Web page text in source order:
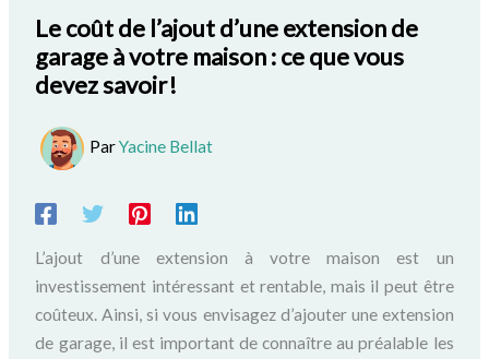
Le coût de l’ajout d’une extension de
garage à votre maison : ce que vous
devez savoir !
ParYacine Bellat
L’ajout d’une extension à votre maison est un
investissement intéressant et rentable, mais il peut être
coûteux. Ainsi, si vous envisagez d’ajouter une extension
de garage, il est important de connaître au préalable les